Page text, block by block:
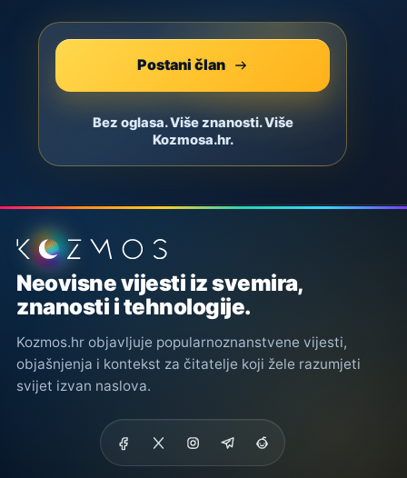
Postani član
Bez oglasa. Više znanosti. Više
Kozmosa.hr.
Podnožje stranice
Neovisne vijesti iz svemira,
znanosti i tehnologije.
Kozmos.hr objavljuje popularnoznanstvene vijesti,
objašnjenja i kontekst za čitatelje koji žele razumjeti
svijet izvan naslova.